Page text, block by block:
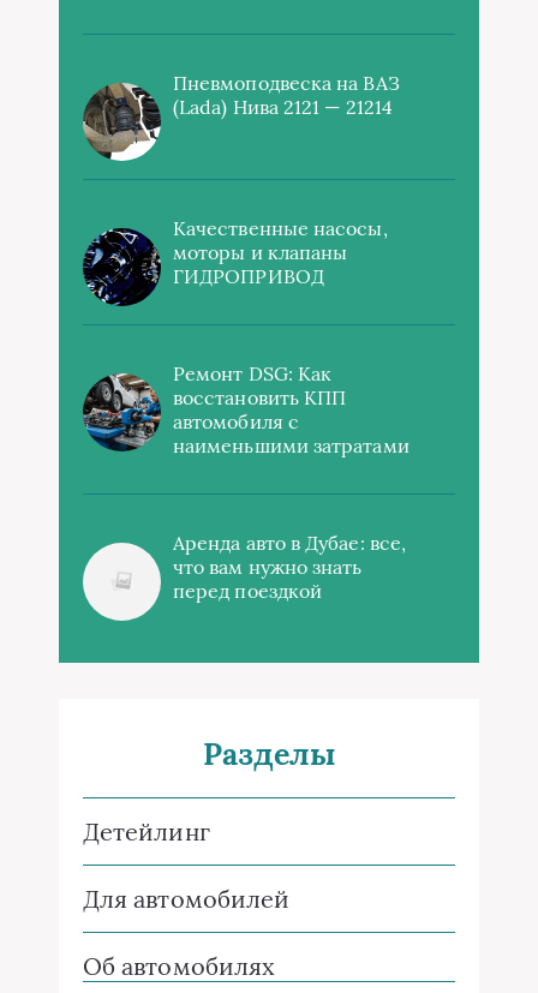
Пневмоподвеска на ВАЗ
(Lada) Нива 2121 — 21214
Качественные насосы,
моторы и клапаны
ГИДРОПРИВОД
Ремонт DSG: Как
восстановить КПП
автомобиля с
наименьшими затратами
Аренда авто в Дубае: все,
что вам нужно знать
перед поездкой
Разделы
Детейлинг
Для автомобилей
Об автомобилях